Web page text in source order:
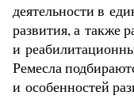
деятельности в
развития, а также
и
Ремесла
и особенностей